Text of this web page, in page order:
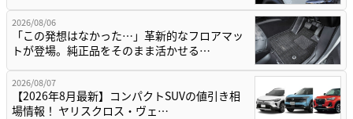
2026/08/06
「この発想はなかった…」革新的なフロアマッ
トが登場。純正品をそのまま活かせる…
2026/08/07
【2026年8月最新】コンパクトSUVの値引き相
場情報！ ヤリスクロス・ヴェ…